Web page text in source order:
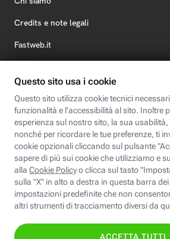
Credits e note legali
Fastweb.it
Fastweb Digital Academy
STEP FuturAbility District
Insieme, siamo futuro
© Fastweb SpA 2026 - P.IVA